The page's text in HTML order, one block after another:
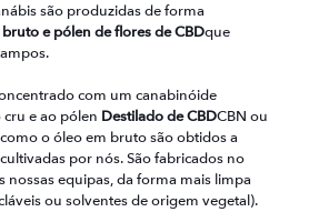
são produzidas de forma
e pólen de flores de CBDque
com um canabinóide
e ao pólen Destilado de CBDCBN ou
o óleo em bruto são obtidos a
por nós. São fabricados no
nossas equipas, da forma mais limpa
ou solventes de origem vegetal).